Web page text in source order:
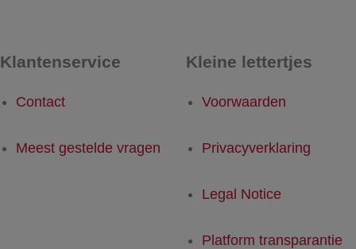
Klantenservice
Contact
Meest gestelde vragen
Kleine lettertjes
Voorwaarden
Privacyverklaring
Legal Notice
Platform transparantie